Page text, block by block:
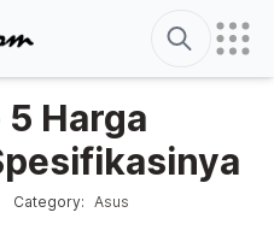
Search
Harga
:
Posted in
Category: Asus